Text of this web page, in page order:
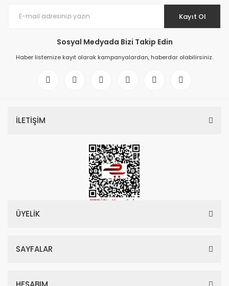
Kayıt Ol
Sosyal Medyada Bizi Takip Edin
Haber listemize kayıt olarak kampanyalardan, haberdar olabilirsiniz.
İLETİŞİM
ÜYELİK
SAYFALAR